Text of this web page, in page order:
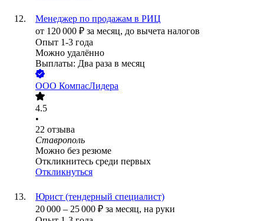
Менеджер по продажам в РИЦ
от 120 000 ₽ за месяц, до вычета налогов
Опыт 1-3 года
Можно удалённо
Выплаты: Два раза в месяц
ООО КомпасЛидера
4.5
•
22 отзыва
Ставрополь
Можно без резюме
Откликнитесь среди первых
Откликнуться
Юрист (тендерный специалист)
20 000 – 25 000 ₽ за месяц, на руки